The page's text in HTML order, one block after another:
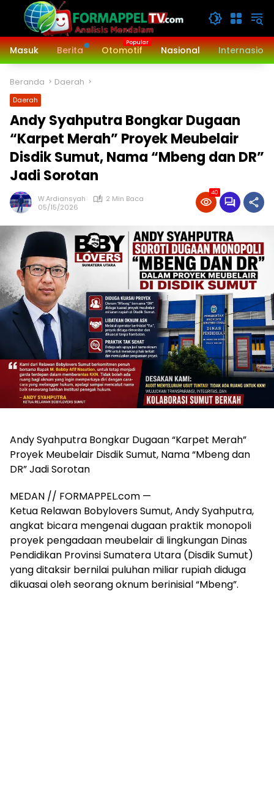
Langsung
konten
Masuk
Berita Otomotif Nasional
Beranda Daerah
Daerah
Andy Syahputra Bongkar Dugaan
“Karpet Merah” Proyek Meubelair
Disdik Sumut, Nama “Mbeng dan DR”
Jadi Sorotan
W.Ardiansyah
2 Min Baca
05/15/2026
40
Andy Syahputra Bongkar Dugaan “Karpet Merah”
Proyek Meubelair Disdik Sumut, Nama “Mbeng dan
DR” Jadi Sorotan
MEDAN // FORMAPPEL.com —
Ketua Relawan Bobylovers Sumut, Andy Syahputra,
angkat bicara mengenai dugaan praktik monopoli
proyek pengadaan meubelair di lingkungan Dinas
Pendidikan Provinsi Sumatera Utara (Disdik Sumut)
yang ditaksir bernilai puluhan miliar rupiah diduga
dikuasai oleh seorang oknum berinisial “Mbeng”.